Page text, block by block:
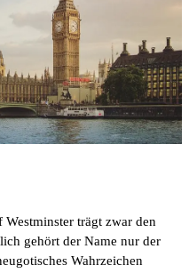
trägt zwar den
gehört der Name nur der
Wahrzeichen